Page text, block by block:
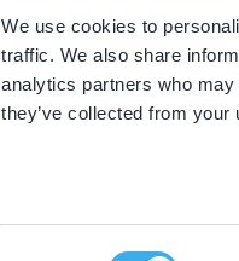
We use cookies to
traffic. We also share
analytics partners who
they’ve collected from
Opleider
Patiënt